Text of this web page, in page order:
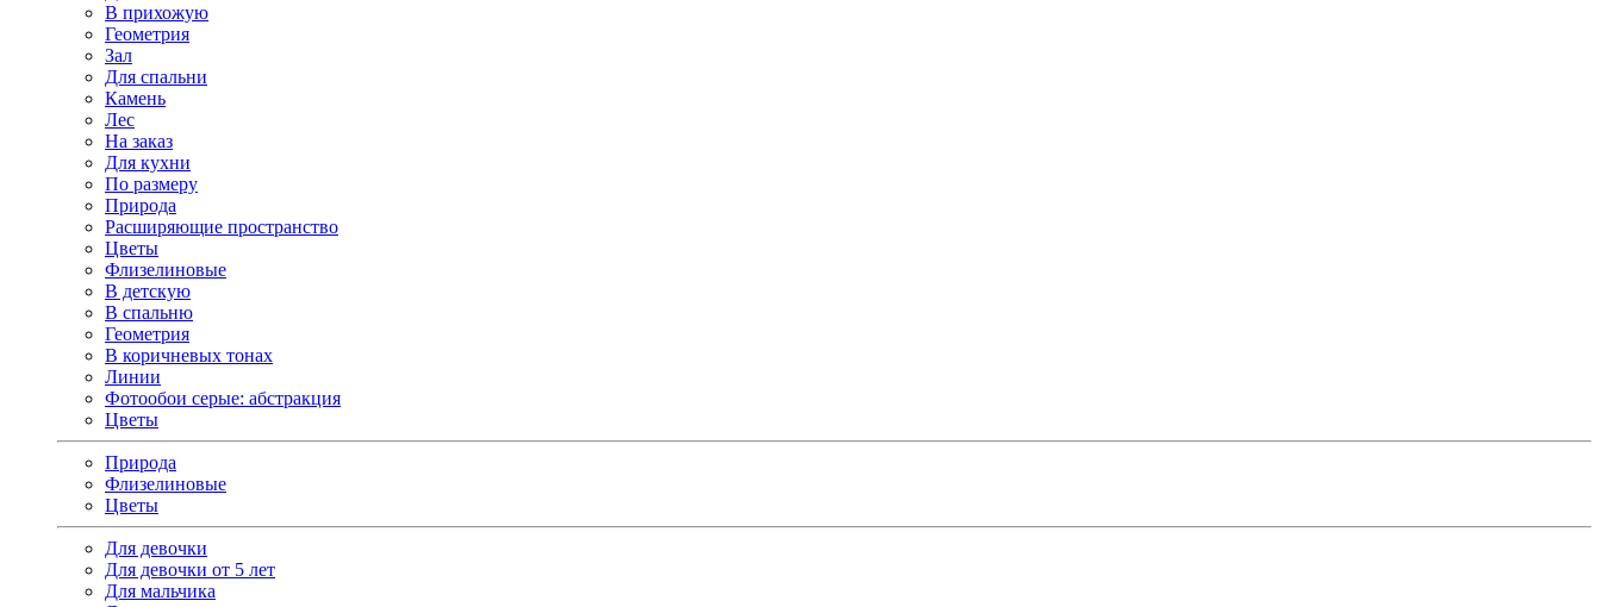
В прихожую
Геометрия
Зал
Для спальни
Камень
Лес
На заказ
Для кухни
По размеру
Природа
Расширяющие пространство
Цветы
Флизелиновые
В детскую
В спальню
Геометрия
В коричневых тонах
Линии
Фотообои серые: абстракция
Цветы
Природа
Флизелиновые
Цветы
Для девочки
Для девочки от 5 лет
Для мальчика